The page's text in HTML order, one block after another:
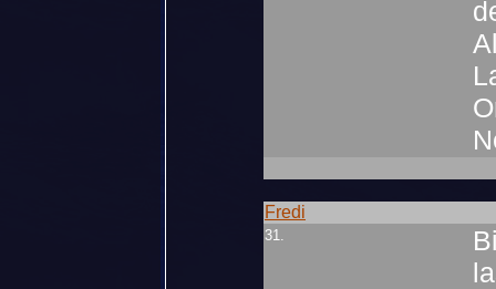
Fredi
31.